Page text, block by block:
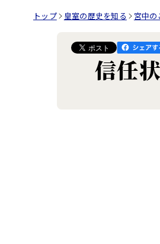
トップ 皇室の歴史を知る 宮中
信任